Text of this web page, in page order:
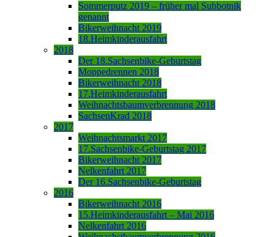
Sommerputz 2019 – früher mal Subbotnik
genannt
Bikerweihnacht 2019
18.Heimkinderausfahrt
2018
Der 18.Sachsenbike-Geburtstag
Moppedrennen 2018
Bikerweihnacht 2018
17.Heimkinderausfahrt
Weihnachtsbaumverbrennung 2018
SachsenKrad 2018
2017
Weihnachtsmarkt 2017
17.Sachsenbike-Geburtstag 2017
Bikerweihnacht 2017
Nelkenfahrt 2017
Der 16.Sachsenbike-Geburtstag
2016
Bikerweihnacht 2016
15.Heimkinderausfahrt – Mai 2016
Nelkenfahrt 2016